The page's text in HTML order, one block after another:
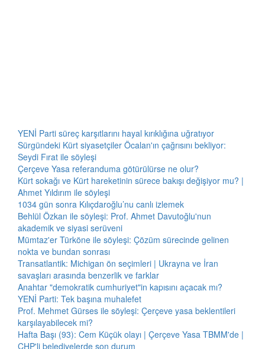
YENİ Parti süreç karşıtlarını hayal kırıklığına uğratıyor
Sürgündeki Kürt siyasetçiler Öcalan'ın çağrısını bekliyor:
Seydi Fırat ile söyleşi
Çerçeve Yasa referanduma götürülürse ne olur?
Kürt sokağı ve Kürt hareketinin sürece bakışı değişiyor mu? |
Ahmet Yıldırım ile söyleşi
1034 gün sonra Kılıçdaroğlu’nu canlı izlemek
Behlül Özkan ile söyleşi: Prof. Ahmet Davutoğlu'nun
akademik ve siyasi serüveni
Mümtaz'er Türköne ile söyleşi: Çözüm sürecinde gelinen
nokta ve bundan sonrası
Transatlantik: Michigan ön seçimleri | Ukrayna ve İran
savaşları arasında benzerlik ve farklar
Anahtar "demokratik cumhuriyet"in kapısını açacak mı?
YENİ Parti: Tek başına muhalefet
Prof. Mehmet Gürses ile söyleşi: Çerçeve yasa beklentileri
karşılayabilecek mi?
Hafta Başı (93): Cem Küçük olayı | Çerçeve Yasa TBMM'de |
CHP'li belediyelerde son durum